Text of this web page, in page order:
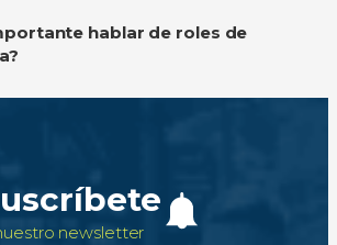
hablar de roles de
newsletter